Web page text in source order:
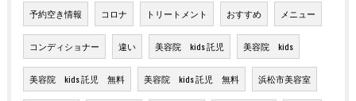
予約空き情報 コロナ トリートメント おすすめ メニュー
コンディショナー 違い 美容院 kids 託児 美容院 kids
美容院 kids 託児 無料 美容院 kids 託児 無料 浜松市美容室